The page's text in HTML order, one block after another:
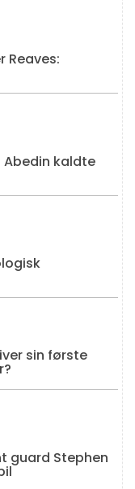
Reaves:
kaldte
sin første
guard Stephen